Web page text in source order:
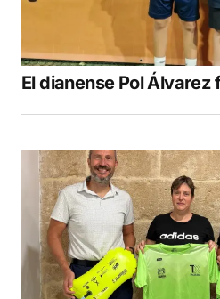
El dianense Pol Álvarez